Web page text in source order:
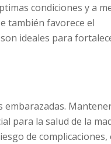
condiciones y a
también favorece el
ideales para
embarazadas.
para la salud de la
de complicaciones,